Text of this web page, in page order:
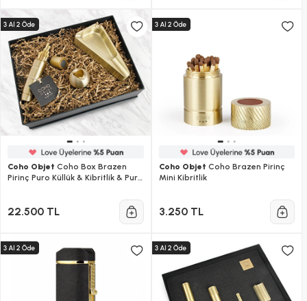
Coho Objet Coho Box Brazen
Pirinç Puro Küllük & Kibritlik & Puro
22.500 TL
Coho Objet Coho Brazen Pirinç
Mini Kibritlik
3.250 TL